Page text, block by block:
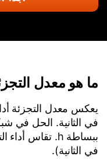
ما هو معدل
يعكس معدل التجزئة
في الثانية).